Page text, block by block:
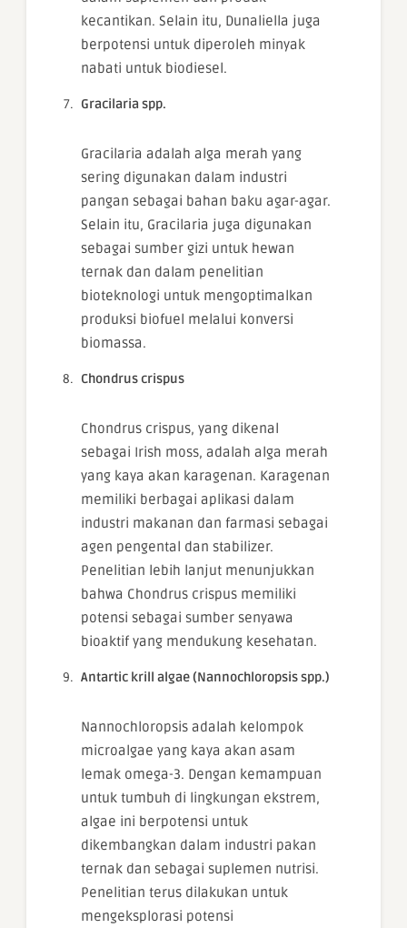
kecantikan. Selain itu, Dunaliella juga
berpotensi untuk diperoleh minyak
nabati untuk biodiesel.
Gracilaria spp.
Gracilaria adalah alga merah yang
sering digunakan dalam industri
pangan sebagai bahan baku agar-agar.
Selain itu, Gracilaria juga digunakan
sebagai sumber gizi untuk hewan
ternak dan dalam penelitian
bioteknologi untuk mengoptimalkan
produksi biofuel melalui konversi
biomassa.
Chondrus crispus
Chondrus crispus, yang dikenal
sebagai Irish moss, adalah alga merah
yang kaya akan karagenan. Karagenan
memiliki berbagai aplikasi dalam
industri makanan dan farmasi sebagai
agen pengental dan stabilizer.
Penelitian lebih lanjut menunjukkan
bahwa Chondrus crispus memiliki
potensi sebagai sumber senyawa
bioaktif yang mendukung kesehatan.
Antartic krill algae (Nannochloropsis spp.)
Nannochloropsis adalah kelompok
microalgae yang kaya akan asam
lemak omega-3. Dengan kemampuan
untuk tumbuh di lingkungan ekstrem,
algae ini berpotensi untuk
dikembangkan dalam industri pakan
ternak dan sebagai suplemen nutrisi.
Penelitian terus dilakukan untuk
mengeksplorasi potensi